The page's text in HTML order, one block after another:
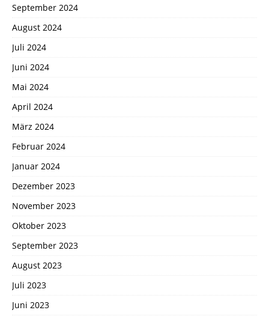
September 2024
August 2024
Juli 2024
Juni 2024
Mai 2024
April 2024
März 2024
Februar 2024
Januar 2024
Dezember 2023
November 2023
Oktober 2023
September 2023
August 2023
Juli 2023
Juni 2023